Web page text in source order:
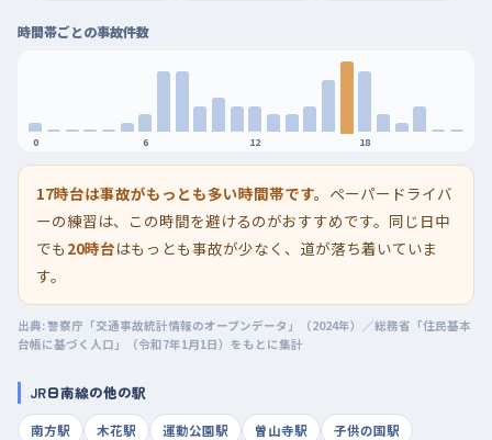
時間帯ごとの事故件数
0 6 12 18
17時台は事故がもっとも多い時間帯です。 ペーパードライバ
ーの練習は、この時間を避けるのがおすすめです。同じ日中
でも 20時台はもっとも事故が少なく、道が落ち着いていま
す。
出典: 警察庁「交通事故統計情報のオープンデータ」（2024年）／総務省「住民基本
台帳に基づく人口」（令和7年1月1日）をもとに集計
JR日南線の他の駅
南方駅 木花駅 運動公園駅 曽山寺駅
子供の国駅